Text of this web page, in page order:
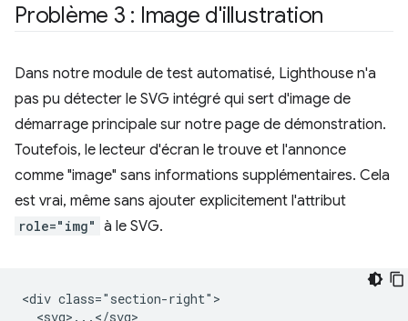
Problème 3 : Image d'illustration
Dans notre module de test automatisé, Lighthouse n'a
pas pu détecter le SVG intégré qui sert d'image de
démarrage principale sur notre page de démonstration.
Toutefois, le lecteur d'écran le trouve et l'annonce
comme "image" sans informations supplémentaires. Cela
est vrai, même sans ajouter explicitement l'attribut
role="img" à le SVG.
<div class="section-right">
  <svg>...</svg>